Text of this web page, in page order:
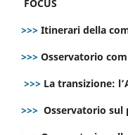
FOCUS
>>> Itinerari della
>>> Osservatorio
>>> La transizione:
>>> Osservatorio sul